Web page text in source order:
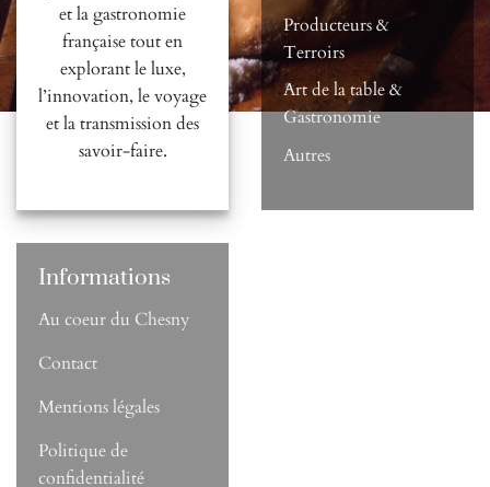
et la gastronomie
française tout en
explorant le luxe,
l’innovation, le voyage
et la transmission des
savoir-faire.
Producteurs &
Terroirs
Art de la table &
Gastronomie
Autres
Informations
Au coeur du Chesny
Contact
Mentions légales
Politique de
confidentialité